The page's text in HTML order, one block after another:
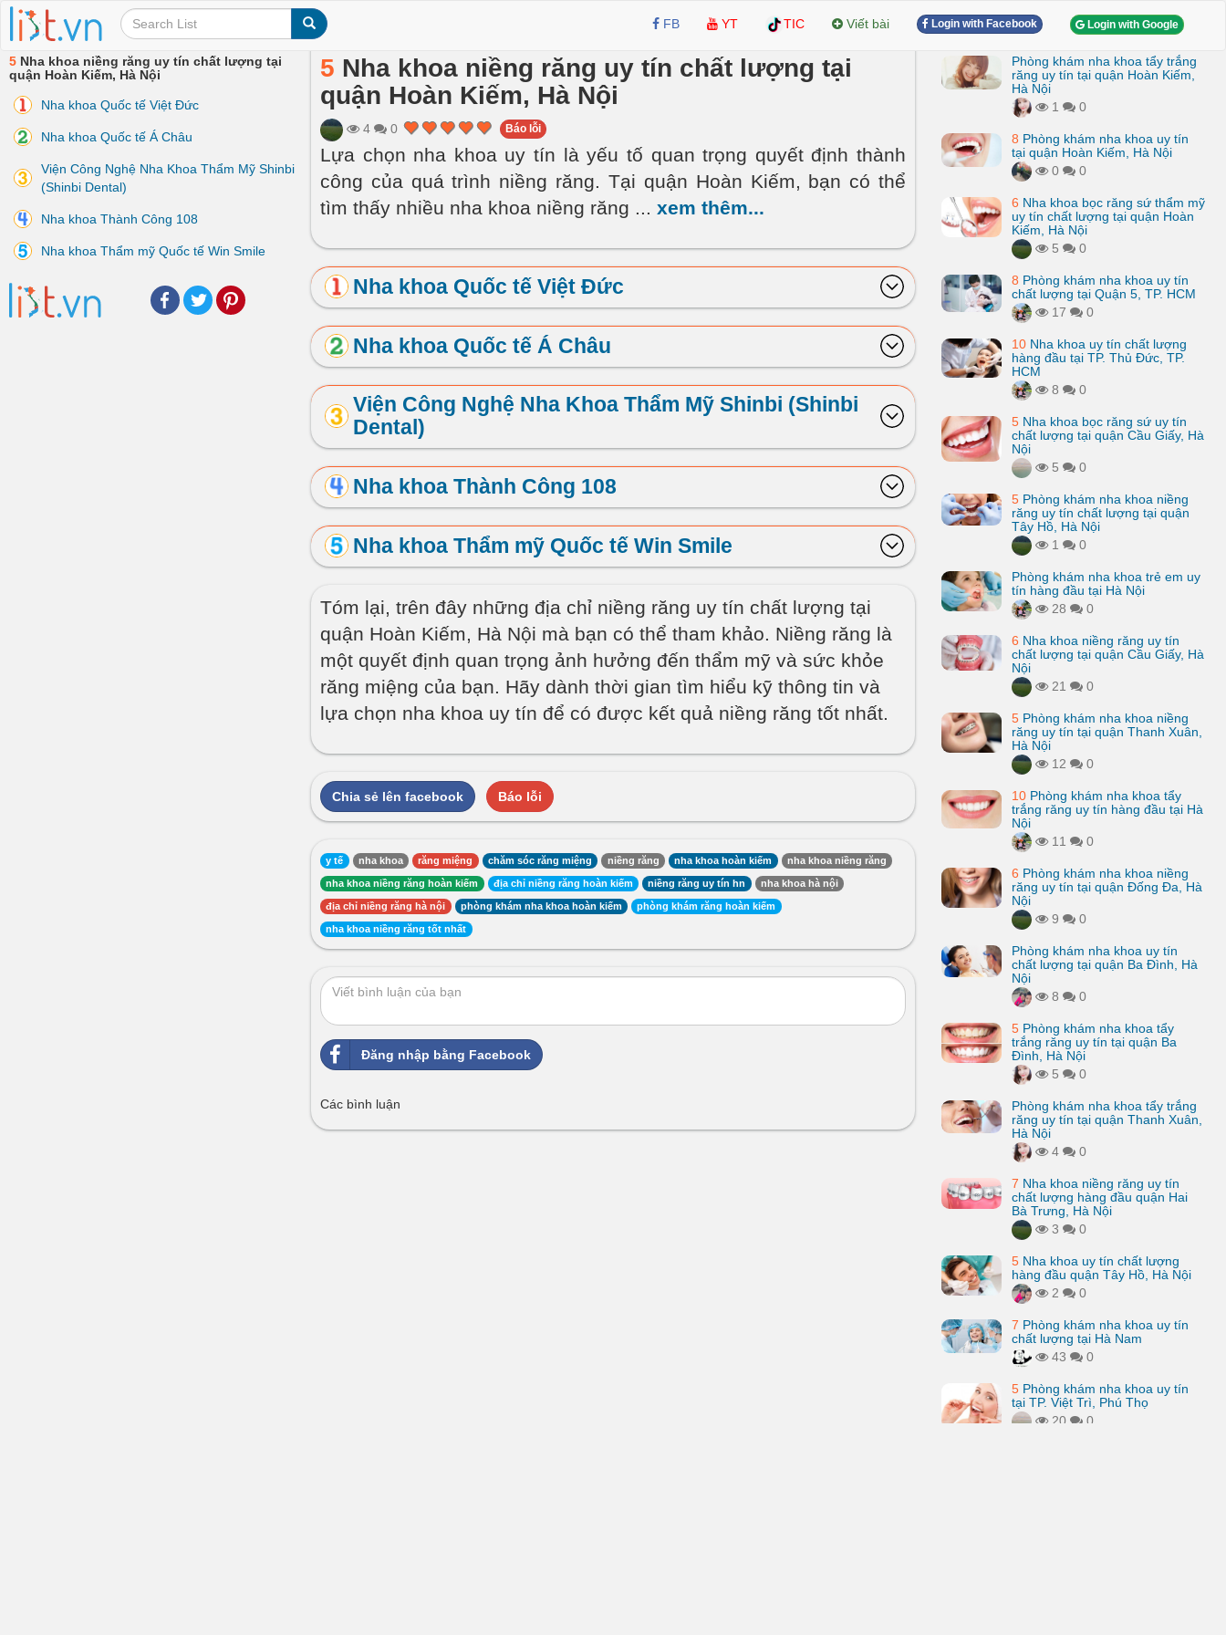
FB YT TIC Viết bài Login with Facebook Login with Google
5 Nha khoa niềng răng uy tín chất lượng tại
quận Hoàn Kiếm, Hà Nội
Nha khoa Quốc tế Việt Đức
Nha khoa Quốc tế Á Châu
Viện Công Nghệ Nha Khoa Thẩm Mỹ Shinbi
(Shinbi Dental)
Nha khoa Thành Công 108
Nha khoa Thẩm mỹ Quốc tế Win Smile
Facebook
TwitterPinterest
5 Nha khoa niềng răng uy tín chất lượng tại
quận Hoàn Kiếm, Hà Nội
4 0 Báo lỗi
Lựa chọn nha khoa uy tín là yếu tố quan trọng quyết định thành
công của quá trình niềng răng. Tại quận Hoàn Kiếm, bạn có thể
tìm thấy nhiều nha khoa niềng răng ... xem thêm...
Nha khoa Quốc tế Việt Đức
Nha khoa Quốc tế Á Châu
Viện Công Nghệ Nha Khoa Thẩm Mỹ Shinbi (Shinbi
Dental)
Nha khoa Thành Công 108
Nha khoa Thẩm mỹ Quốc tế Win Smile
Tóm lại, trên đây những địa chỉ niềng răng uy tín chất lượng tại
quận Hoàn Kiếm, Hà Nội mà bạn có thể tham khảo. Niềng răng là
một quyết định quan trọng ảnh hưởng đến thẩm mỹ và sức khỏe
răng miệng của bạn. Hãy dành thời gian tìm hiểu kỹ thông tin và
lựa chọn nha khoa uy tín để có được kết quả niềng răng tốt nhất.
Chia sẻ lên facebook Báo lỗi
y tế nha khoa răng miệng chăm sóc răng miệng niềng răng nha khoa hoàn kiếm nha khoa niềng răng
nha khoa niềng răng hoàn kiếm địa chỉ niềng răng hoàn kiếm niềng răng uy tín hn nha khoa hà nội
địa chỉ niềng răng hà nội phòng khám nha khoa hoàn kiếm phòng khám răng hoàn kiếm
nha khoa niềng răng tốt nhất
Đăng nhập bằng Facebook
Các bình luận
Phòng khám nha khoa tẩy trắng
răng uy tín tại quận Hoàn Kiếm,
Hà Nội
1
0
8 Phòng khám nha khoa uy tín
tại quận Hoàn Kiếm, Hà Nội
0
0
6 Nha khoa bọc răng sứ thẩm mỹ
uy tín chất lượng tại quận Hoàn
Kiếm, Hà Nội
5
0
8 Phòng khám nha khoa uy tín
chất lượng tại Quận 5, TP. HCM
17
0
10 Nha khoa uy tín chất lượng
hàng đầu tại TP. Thủ Đức, TP.
HCM
8
0
5 Nha khoa bọc răng sứ uy tín
chất lượng tại quận Cầu Giấy, Hà
Nội
5
0
5 Phòng khám nha khoa niềng
răng uy tín chất lượng tại quận
Tây Hồ, Hà Nội
1
0
Phòng khám nha khoa trẻ em uy
tín hàng đầu tại Hà Nội
28
0
6 Nha khoa niềng răng uy tín
chất lượng tại quận Cầu Giấy, Hà
Nội
21
0
5 Phòng khám nha khoa niềng
răng uy tín tại quận Thanh Xuân,
Hà Nội
12
0
10 Phòng khám nha khoa tẩy
trắng răng uy tín hàng đầu tại Hà
Nội
11
0
6 Phòng khám nha khoa niềng
răng uy tín tại quận Đống Đa, Hà
Nội
9
0
Phòng khám nha khoa uy tín
chất lượng tại quận Ba Đình, Hà
Nội
8
0
5 Phòng khám nha khoa tẩy
trắng răng uy tín tại quận Ba
Đình, Hà Nội
5
0
Phòng khám nha khoa tẩy trắng
răng uy tín tại quận Thanh Xuân,
Hà Nội
4
0
7 Nha khoa niềng răng uy tín
chất lượng hàng đầu quận Hai
Bà Trưng, Hà Nội
3
0
5 Nha khoa uy tín chất lượng
hàng đầu quận Tây Hồ, Hà Nội
2
0
7 Phòng khám nha khoa uy tín
chất lượng tại Hà Nam
43
0
5 Phòng khám nha khoa uy tín
tại TP. Việt Trì, Phú Thọ
20
0